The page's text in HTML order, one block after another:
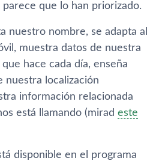
que lo han priorizado.
nuestro nombre, se adapta al
muestra datos de nuestra
hace cada dí­a, enseña
nuestra localización
información relacionada
está llamando (mirad este
disponible en el programa